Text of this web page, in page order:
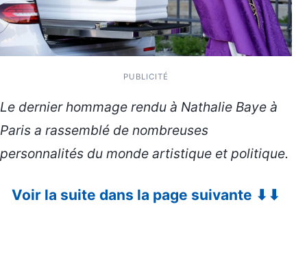
PUBLICITÉ
Le dernier hommage rendu à Nathalie Baye à
Paris a rassemblé de nombreuses
personnalités du monde artistique et politique.
Voir la suite dans la page suivante ⬇⬇